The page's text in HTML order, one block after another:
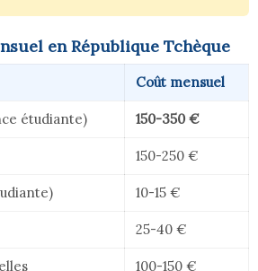
en République Tchèque
Coût mensuel
étudiante) 150-350 €
150-250 €
10-15 €
25-40 €
100-150 €